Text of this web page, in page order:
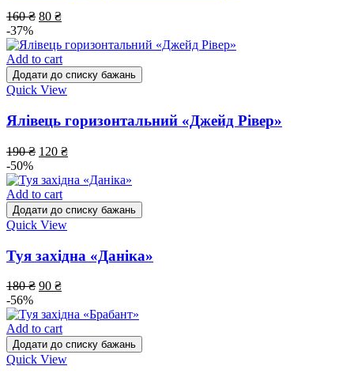
160₴ 80 ₴
-37%
Add to cart
Додати до списку бажань
Quick View
Ялівець горизонтальний «Джейд Рівер»
190₴ 120 ₴
-50%
Add to cart
Додати до списку бажань
Quick View
Туя західна «Даніка»
180₴ 90 ₴
-56%
Add to cart
Додати до списку бажань
Quick View